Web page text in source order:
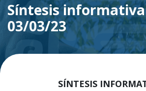
Síntesis
03/03/23
SÍNTESIS